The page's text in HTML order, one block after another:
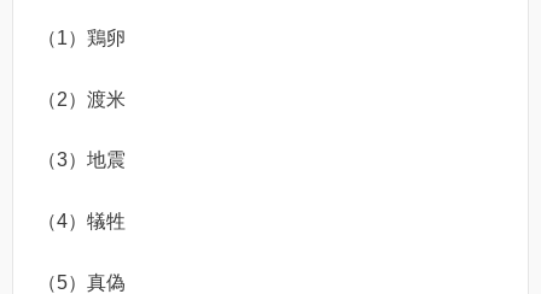
（1）鶏卵
（2）渡米
（3）地震
（4）犠牲
（5）真偽